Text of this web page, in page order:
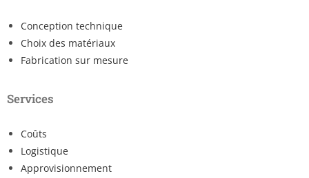
Conception technique
Choix des matériaux
Fabrication sur mesure
Services
Coûts
Logistique
Approvisionnement